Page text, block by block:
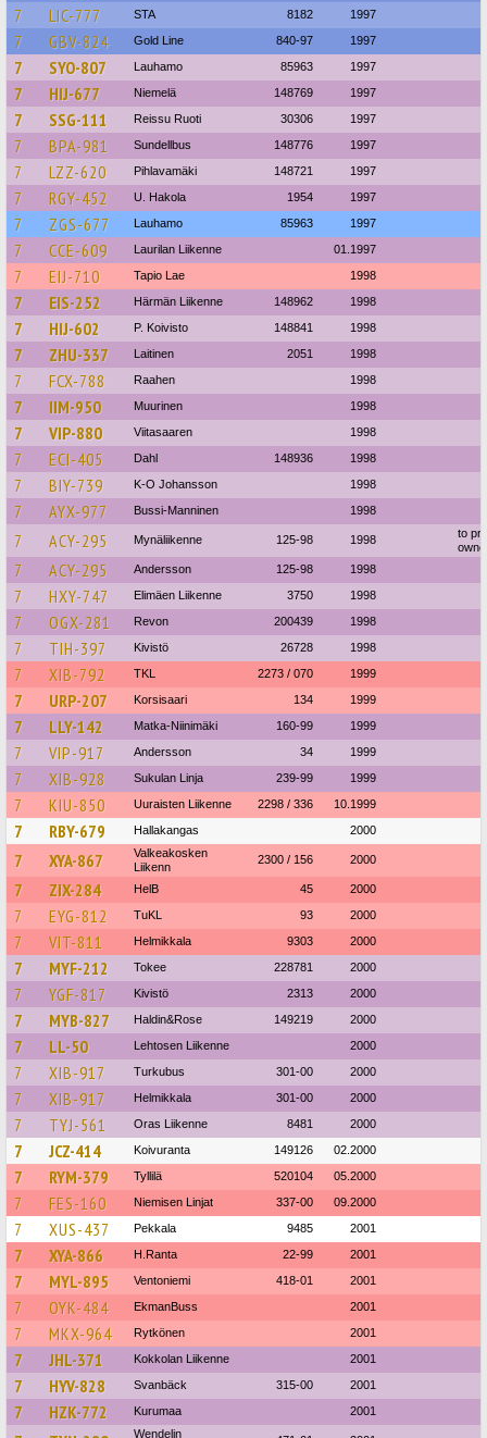
7 LIC-777 STA 8182 1997
7 GBV-824 Gold Line 840-97 1997
7 SYO-807 Lauhamo 85963 1997
7 HIJ-677 Niemelä 148769 1997
7 SSG-111 Reissu Ruoti 30306 1997
7 BPA-981 Sundellbus 148776 1997
7 LZZ-620 Pihlavamäki 148721 1997
7 RGY-452 U. Hakola 1954 1997
7 ZGS-677 Lauhamo 85963 1997
7 CCE-609 Laurilan Liikenne 01.1997
7 EIJ-710 Tapio Lae 1998
7 EIS-252 Härmän Liikenne 148962 1998
7 HIJ-602 P. Koivisto 148841 1998
7 ZHU-337 Laitinen 2051 1998
7 FCX-788 Raahen 1998
7 IIM-950 Muurinen 1998
7 VIP-880 Viitasaaren 1998
7 ECI-405 Dahl 148936 1998
7 BIY-739 K-O Johansson 1998
7 AYX-977 Bussi-Manninen 1998
7 ACY-295 Mynäliikenne 125-98 1998
to
7 ACY-295 Andersson 125-98 1998
7 HXY-747 Elimäen Liikenne 3750 1998
7 OGX-281 Revon 200439 1998
7 TIH-397 Kivistö 26728 1998
7 XIB-792 TKL 2273 / 070 1999
7 URP-207 Korsisaari 134 1999
7 LLY-142 Matka-Niinimäki 160-99 1999
7 VIP-917 Andersson 34 1999
7 XIB-928 Sukulan Linja 239-99 1999
7 KIU-850 Uuraisten Liikenne 2298 / 336 10.1999
7 RBY-679 Hallakangas 2000
7 XYA-867
Valkeakosken
Liikenn
2300 / 156 2000
7 ZIX-284 HelB 45 2000
7 EYG-812 TuKL 93 2000
7 VIT-811 Helmikkala 9303 2000
7 MYF-212 Tokee 228781 2000
7 YGF-817 Kivistö 2313 2000
7 MYB-827 Haldin&Rose 149219 2000
7 LL-50 Lehtosen Liikenne 2000
7 XIB-917 Turkubus 301-00 2000
7 XIB-917 Helmikkala 301-00 2000
7 TYJ-561 Oras Liikenne 8481 2000
7 JCZ-414 Koivuranta 149126 02.2000
7 RYM-379 Tyllilä 520104 05.2000
7 FES-160 Niemisen Linjat 337-00 09.2000
7 XUS-437 Pekkala 9485 2001
7 XYA-866 H.Ranta 22-99 2001
7 MYL-895 Ventoniemi 418-01 2001
7 OYK-484 EkmanBuss 2001
7 MKX-964 Rytkönen 2001
7 JHL-371 Kokkolan Liikenne 2001
7 HYV-828 Svanbäck 315-00 2001
7 HZK-772 Kurumaa 2001
Wendelin